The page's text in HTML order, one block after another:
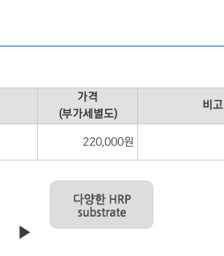
가격
(부가세별도)
비고
220,000원